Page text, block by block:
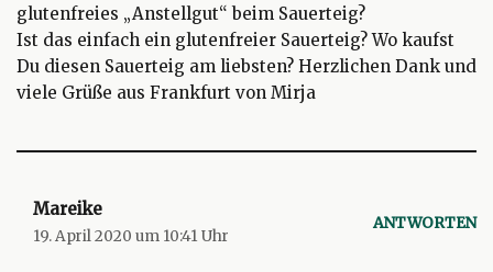
glutenfreies „Anstellgut“ beim Sauerteig?
Ist das einfach ein glutenfreier Sauerteig? Wo kaufst
Du diesen Sauerteig am liebsten? Herzlichen Dank und
viele Grüße aus Frankfurt von Mirja
Mareike
19. April 2020 um 10:41 Uhr
ANTWORTEN